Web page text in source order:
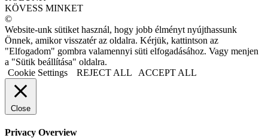
KÖVESS MINKET
©
Website-unk sütiket használ, hogy jobb élményt nyújthassunk
Önnek, amikor visszatér az oldalra. Kérjük, kattintson az
"Elfogadom" gombra valamennyi süti elfogadásához. Vagy menjen
a "Sütik beállítása" oldalra.
Cookie Settings
REJECT ALL ACCEPT ALL
Close
Privacy Overview